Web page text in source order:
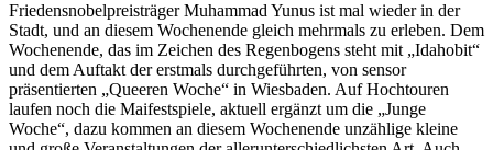
Friedensnobelpreisträger Muhammad Yunus ist mal wieder in der
Stadt, und an diesem Wochenende gleich mehrmals zu erleben. Dem
Wochenende, das im Zeichen des Regenbogens steht mit „Idahobit“
und dem Auftakt der erstmals durchgeführten, von sensor
präsentierten „Queeren Woche“ in Wiesbaden. Auf Hochtouren
laufen noch die Maifestspiele, aktuell ergänzt um die „Junge
Woche“, dazu kommen an diesem Wochenende unzählige kleine